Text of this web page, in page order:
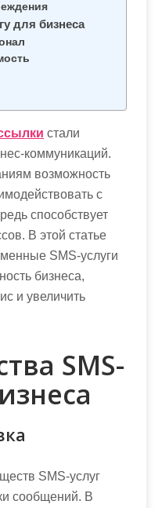
для бизнеса
стали
коммуникаций.
возможность
с
способствует
В этой статье
SMS-услуги
бизнеса,
и увеличить
SMS-
SMS-услуг
сообщений. В